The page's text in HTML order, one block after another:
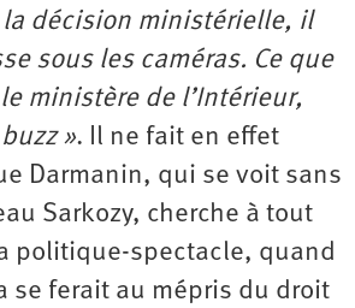
décision ministérielle, il
sous les caméras. Ce que
ministère de l’Intérieur,
». Il ne fait en effet
Darmanin, qui se voit sans
Sarkozy, cherche à tout
politique-spectacle, quand
se ferait au mépris du droit